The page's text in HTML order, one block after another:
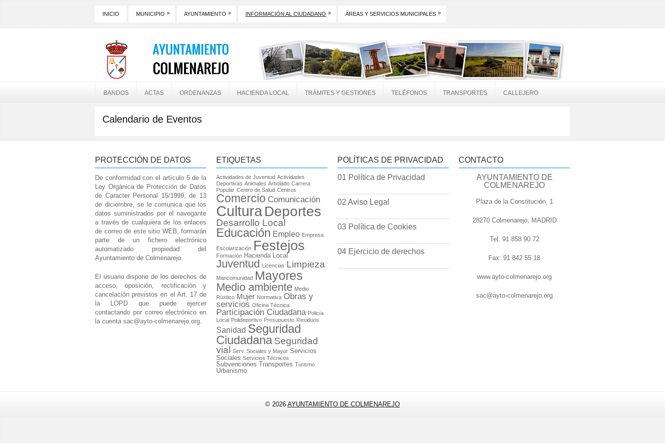
INICIO MUNICIPIO » AYUNTAMIENTO » INFORMACIÓN AL CIUDADANO » ÁREAS Y SERVICIOS MUNICIPALES »
BANDOS ACTAS ORDENANZAS HACIENDA LOCAL TRÁMITES Y GESTIONES TELÉFONOS TRANSPORTES CALLEJERO
Calendario de Eventos
PROTECCIÓN DE DATOS
De conformidad con el artículo 5 de la
Ley Orgánica de Protección de Datos
de Caracter Personal 15/1999, de 13
de diciembre, se le comunica que los
datos suministrados por el navegante
a través de cualquiera de los enlaces
de correo de este sitio WEB, formarán
parte de un fichero electrónico
automatizado propiedad del
Ayuntamiento de Colmenarejo.
El usuario dispone de los derechos de
acceso, oposición, rectificación y
cancelación previstos en el Art. 17 de
la LOPD que puede ejercer
contactando por correo electrónico en
la cuenta sac@ayto-colmenarejo.org.
ETIQUETAS
Actividades de Juventud Actividades
Deportivas Animales Arbolado Carrera
Popular Centro de Salud Centros
Comercio Comunicación
CulturaDeportes
Desarrollo Local
Educación Empleo Empresa
Escolarización Festejos
Formación Hacienda Local
Juventud Licencias Limpieza
Mancomunidad Mayores
Medio ambiente Medio
Rústico Mujer Normativa Obras y
servicios Oficina Técnica
Participación Ciudadana Policía
Local Polideportivo Presupuesto Residuos
Sanidad Seguridad
Ciudadana Seguridad
vial
Serv. Sociales y Mayor Servicios
Sociales Servicios Técnicos
Subvenciones Transportes Turismo
Urbanismo
POLÍTICAS DE PRIVACIDAD
01 Política de Privacidad
02 Aviso Legal
03 Política de Cookies
04 Ejercicio de derechos
CONTACTO
AYUNTAMIENTO DE
COLMENAREJO
Plaza de la Constitución, 1
28270 Colmenarejo, MADRID
Tel. 91 858 90 72
Fax: 91 842 55 18
www.ayto-colmenarejo.org
sac@ayto-colmenarejo.org
© 2026 AYUNTAMIENTO DE COLMENAREJO